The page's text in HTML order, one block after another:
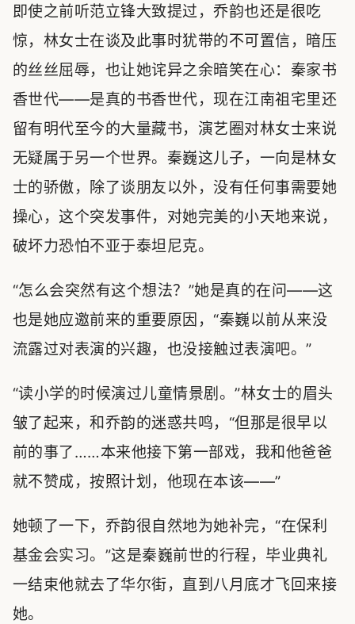
即使之前听范立锋大致提过，乔韵也还是很吃
惊，林女士在谈及此事时犹带的不可置信，暗压
的丝丝屈辱，也让她诧异之余暗笑在心：秦家书
香世代——是真的书香世代，现在江南祖宅里还
留有明代至今的大量藏书，演艺圈对林女士来说
无疑属于另一个世界。秦巍这儿子，一向是林女
士的骄傲，除了谈朋友以外，没有任何事需要她
操心，这个突发事件，对她完美的小天地来说，
破坏力恐怕不亚于泰坦尼克。
“怎么会突然有这个想法？”她是真的在问——这
也是她应邀前来的重要原因，“秦巍以前从来没
流露过对表演的兴趣，也没接触过表演吧。”
“读小学的时候演过儿童情景剧。”林女士的眉头
皱了起来，和乔韵的迷惑共鸣，“但那是很早以
前的事了……本来他接下第一部戏，我和他爸爸
就不赞成，按照计划，他现在本该——”
她顿了一下，乔韵很自然地为她补完，“在保利
基金会实习。”这是秦巍前世的行程，毕业典礼
一结束他就去了华尔街，直到八月底才飞回来接
她。